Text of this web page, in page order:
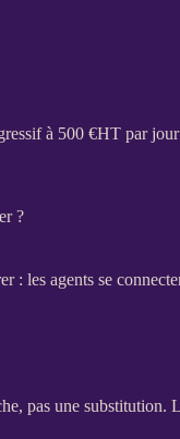
à 500 €HT par
?
: les agents se
pas une substitution.